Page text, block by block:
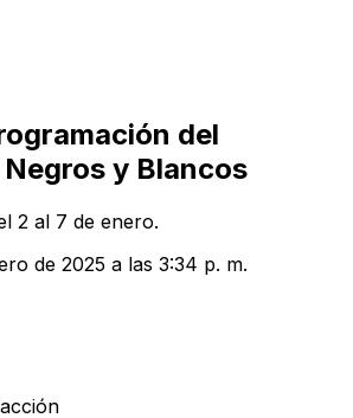
del
y Blancos
2 al 7 de enero.
de 2025 a las 3:34 p. m.